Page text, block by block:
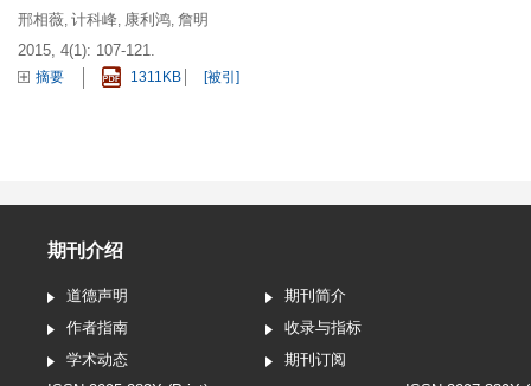
邢相薇, 计科峰, 康利鸿, 詹明
2015, 4(1): 107-121.
摘要 1311KB [被引]
期刊介绍
道德声明
期刊简介
作者指南
收录与指标
学术动态
期刊订阅